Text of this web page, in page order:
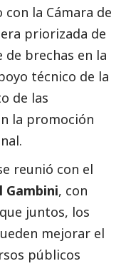
la Cámara de
priorizada de
de brechas en la
técnico de la
de las
la promoción
reunió con el
Gambini, con
juntos, los
mejorar el
públicos